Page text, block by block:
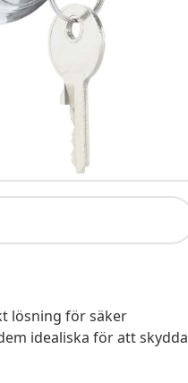
lösning för säker
idealiska för att skydda